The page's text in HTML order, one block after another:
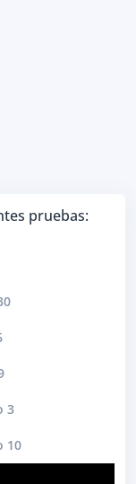
pruebas:
3
10